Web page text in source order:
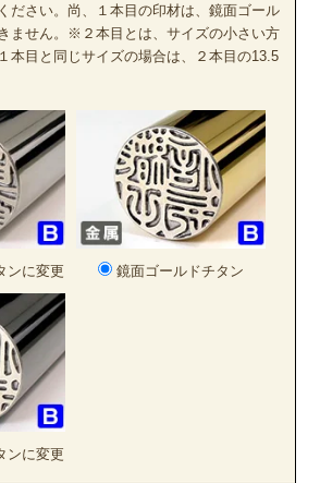
ださい。尚、１本目の印材は、鏡面ゴール
ません。※２本目とは、サイズの小さい方
本目と同じサイズの場合は、２本目の13.5
ンに変更 鏡面ゴールドチタン
ンに変更